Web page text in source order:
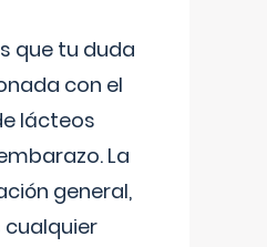
que tu duda
con el
lácteos
La
general,
cualquier